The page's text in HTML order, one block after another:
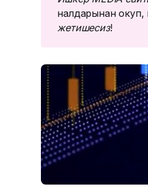
налдарынан окуп,
жетишесиз!